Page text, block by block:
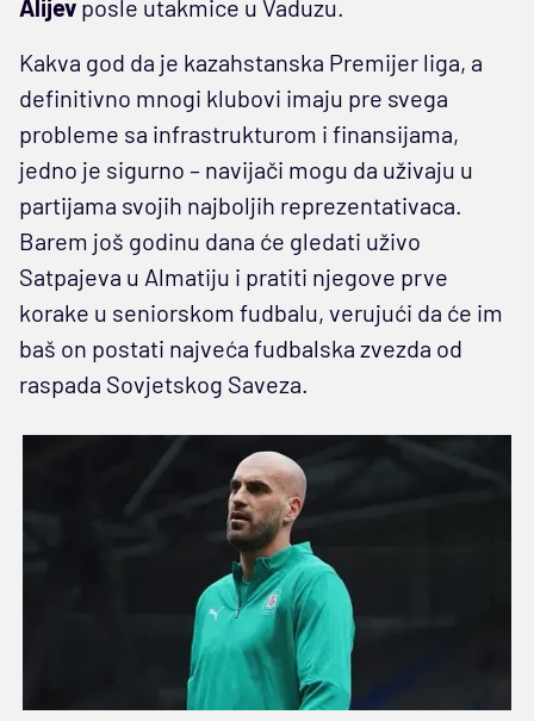
Alijev posle utakmice u Vaduzu.
Kakva god da je kazahstanska Premijer liga, a
definitivno mnogi klubovi imaju pre svega
probleme sa infrastrukturom i finansijama,
jedno je sigurno – navijači mogu da uživaju u
partijama svojih najboljih reprezentativaca.
Barem još godinu dana će gledati uživo
Satpajeva u Almatiju i pratiti njegove prve
korake u seniorskom fudbalu, verujući da će im
baš on postati najveća fudbalska zvezda od
raspada Sovjetskog Saveza.